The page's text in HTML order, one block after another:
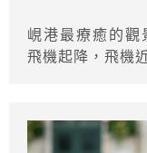
峴港最療癒的觀
飛機起降，飛機